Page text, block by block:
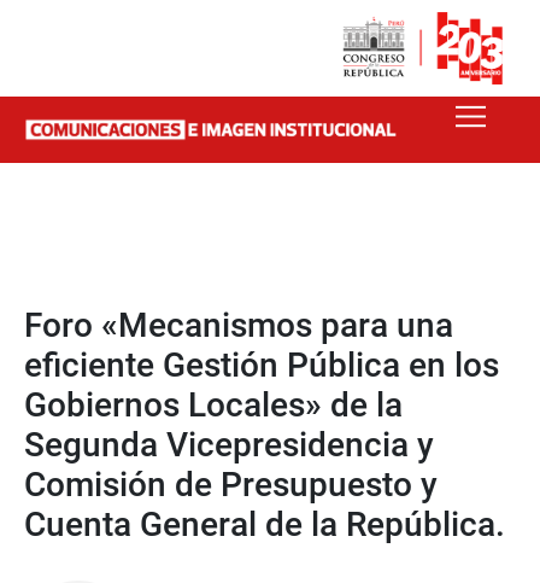
Foro «Mecanismos para una
eficiente Gestión Pública en los
Gobiernos Locales» de la
Segunda Vicepresidencia y
Comisión de Presupuesto y
Cuenta General de la República.